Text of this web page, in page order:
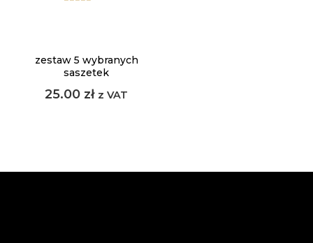
zestaw 5 wybranych
saszetek
25.00 zł z VAT